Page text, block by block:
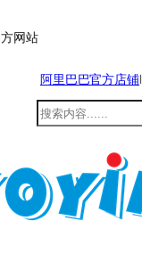
网站
阿里巴巴官方店铺|
搜
索